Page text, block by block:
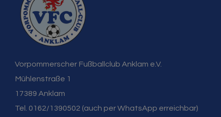
Vorpommerscher Fußballclub Anklam e.V.
Mühlenstraße 1
17389 Anklam
Tel. 0162/1390502 (auch per WhatsApp erreichbar)